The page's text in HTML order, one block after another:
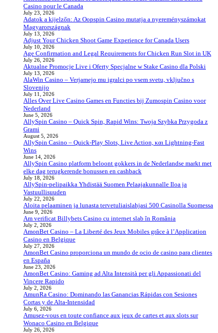
Casino pour le Canada
July 23, 2026
Adatok a kijelzőn: Az Oopspin Casino mutatja a nyereményszámokat
Magyarországnak
July 13, 2026
Adjust Your Chicken Shoot Game Experience for Canada Users
July 10, 2026
Age Confirmation and Legal Requirements for Chicken Run Slot in UK
July 26, 2026
Aktualne Promocje Live i Oferty Specjalne w Stake Casino dla Polski
July 13, 2026
AlaWin Casino – Verjamejo mu igralci po vsem svetu, vključno s
Slovenijo
July 11, 2026
Alles Over Live Casino Games en Functies bij Zumospin Casino voor
Nederland
June 5, 2026
AllySpin Casino – Quick Spin, Rapid Wins: Twoja Szybka Przygoda z
Grami
August 5, 2026
AllySpin Casino – Quick‑Play Slots, Live Action, και Lightning‑Fast
Wins
June 14, 2026
AllySpin Casino platform beloont gokkers in de Nederlandse markt met
elke dag terugkerende bonussen en cashback
July 18, 2026
AllySpin-pelipaikka Yhdistää Suomen Pelaajakunnalle Iloa ja
Vastuullisuuden
July 22, 2026
Aloita pelaaminen ja lunasta tervetuliaislahjasi 500 Casinolla Suomessa
June 9, 2026
Am verificat Billybets Casino cu internet slab în România
July 2, 2026
AmonBet Casino – La Liberté des Jeux Mobiles grâce à l’Application
Casino en Belgique
July 27, 2026
AmonBet Casino proporciona un mundo de ocio de casino para clientes
en España
June 23, 2026
AmonBet Casino: Gaming ad Alta Intensità per gli Appassionati del
Vincere Rapido
July 2, 2026
AmunRa Casino: Dominando las Ganancias Rápidas con Sesiones
Cortas y de Alta‑Intensidad
July 6, 2026
Amusez-vous en toute confiance aux jeux de cartes et aux slots sur
Wonaco Casino en Belgique
July 26, 2026